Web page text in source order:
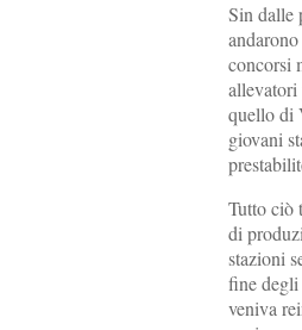
Sin dalle
concorsi
allevatori
quello di
giovani
Tutto ciò
di
stazioni
fine degli
veniva